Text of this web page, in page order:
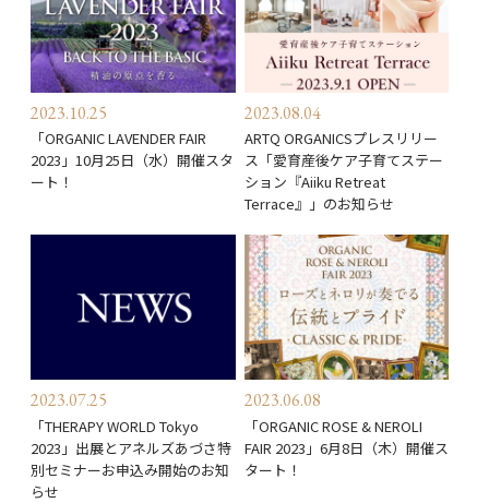
2023.10.25
「ORGANIC LAVENDER FAIR
2023」10月25日（水）開催スタ
ート！
2023.08.04
ARTQ ORGANICSプレスリリー
ス「愛育産後ケア子育てステー
ション『Aiiku Retreat
Terrace』」のお知らせ
2023.07.25
「THERAPY WORLD Tokyo
2023」出展とアネルズあづさ特
別セミナーお申込み開始のお知
らせ
2023.06.08
「ORGANIC ROSE & NEROLI
FAIR 2023」6月8日（木）開催ス
タート！